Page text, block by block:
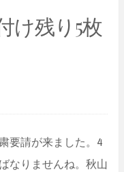
け残り5枚
要請が来ました。4
なりませんね。秋山